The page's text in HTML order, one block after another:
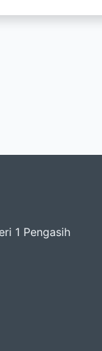
1 Pengasih